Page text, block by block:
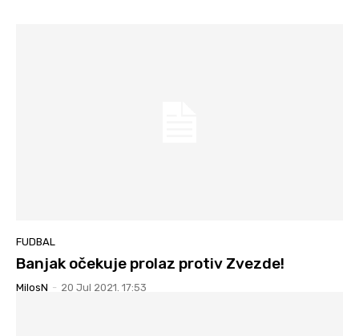
FUDBAL
Banjak očekuje prolaz protiv Zvezde!
MilosN - 20 Jul 2021. 17:53